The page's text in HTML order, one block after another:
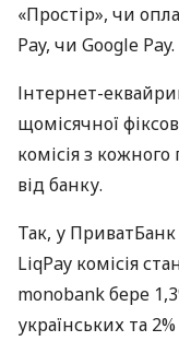
«Простір», чи
Pay, чи Google Pay.
Інтернет-
щомісячної
комісія з
від банку.
Так, у
LiqPay комісія
monobank бере
українських та